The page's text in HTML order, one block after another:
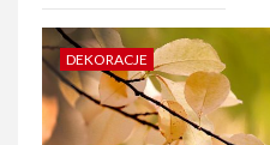
DEKORACJE